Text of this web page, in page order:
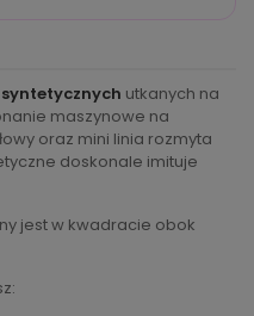
syntetycznych utkanych na
maszynowe na
oraz mini linia rozmyta
doskonale imituje
jest w kwadracie obok